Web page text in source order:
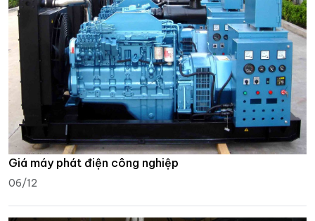
Giá máy phát điện công nghiệp
06/12